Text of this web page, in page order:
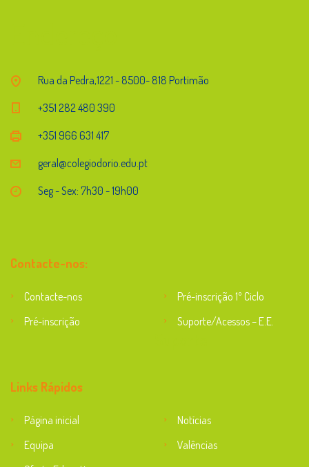
Rua da Pedra,1221 - 8500- 818 Portimão
+351 282 480 390
+351 966 631 417
geral@colegiodorio.edu.pt
Seg - Sex: 7h30 - 19h00
Contacte-nos:
Contacte-nos
Pré-inscrição 1º Ciclo
Pré-inscrição
Suporte/Acessos – E.E.
Links Rápidos
Página inicial
Notícias
Equipa
Valências